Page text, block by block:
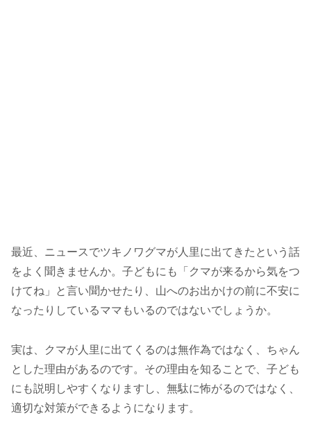
最近、ニュースでツキノワグマが人里に出てきたという話
をよく聞きませんか。子どもにも「クマが来るから気をつ
けてね」と言い聞かせたり、山へのお出かけの前に不安に
なったりしているママもいるのではないでしょうか。
実は、クマが人里に出てくるのは無作為ではなく、ちゃん
とした理由があるのです。その理由を知ることで、子ども
にも説明しやすくなりますし、無駄に怖がるのではなく、
適切な対策ができるようになります。